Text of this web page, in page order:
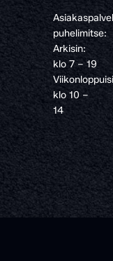
puhelimitse:
Arkisin:
klo 7 – 19
klo 10 –
14